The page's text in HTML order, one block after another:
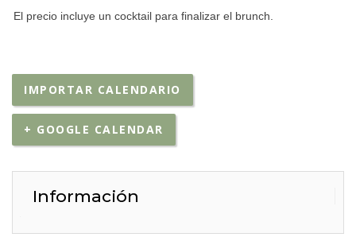
El precio incluye un cocktail para finalizar el brunch.
IMPORTAR CALENDARIO
+ GOOGLE CALENDAR
Información